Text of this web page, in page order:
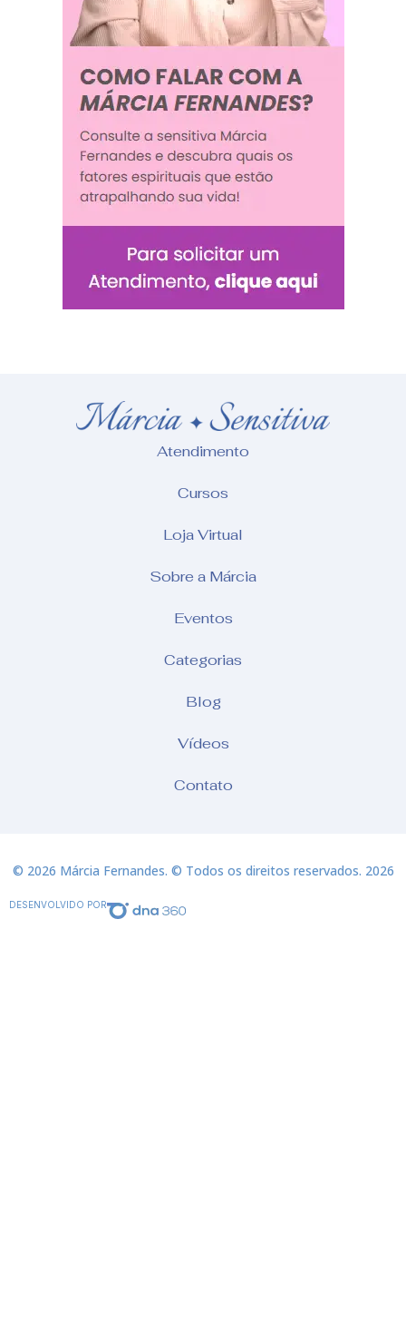
Atendimento
Cursos
Loja Virtual
Sobre a Márcia
Eventos
Categorias
Blog
Vídeos
Contato
© 2026 Márcia Fernandes. © Todos os direitos reservados. 2026
DESENVOLVIDO POR